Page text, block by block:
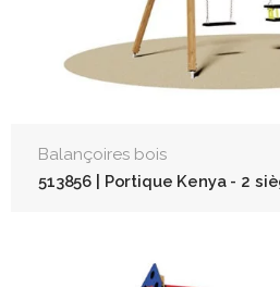
Balançoires bois
513856 | Portique Kenya - 2